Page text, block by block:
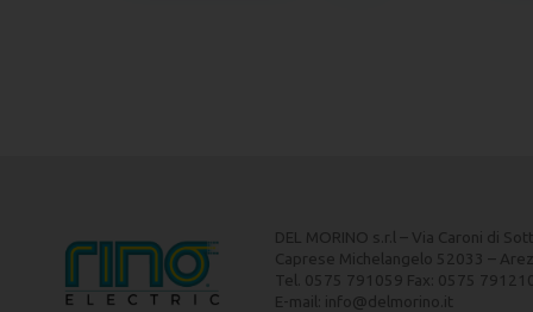
DEL MORINO s.r.l – Via Caroni di
Caprese Michelangelo 52033 –
Tel. 0575 791059 Fax: 0575
E-mail: info@delmorino.it